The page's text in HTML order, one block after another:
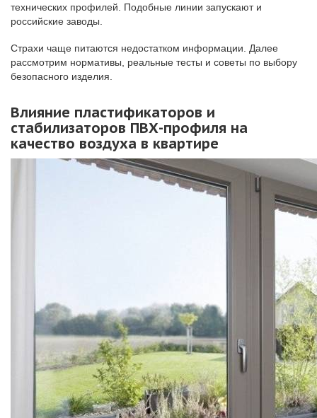
технических профилей. Подобные линии запускают и
российские заводы.
Страхи чаще питаются недостатком информации. Далее
рассмотрим нормативы, реальные тесты и советы по выбору
безопасного изделия.
Влияние пластификаторов и
стабилизаторов ПВХ-профиля на
качество воздуха в квартире